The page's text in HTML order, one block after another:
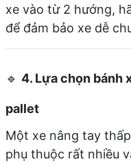
xe vào từ 2 hướng,
để đảm bảo xe dễ
🔹 4. Lựa chọn bánh
pallet
Một xe nâng tay
phụ thuộc rất nhiều